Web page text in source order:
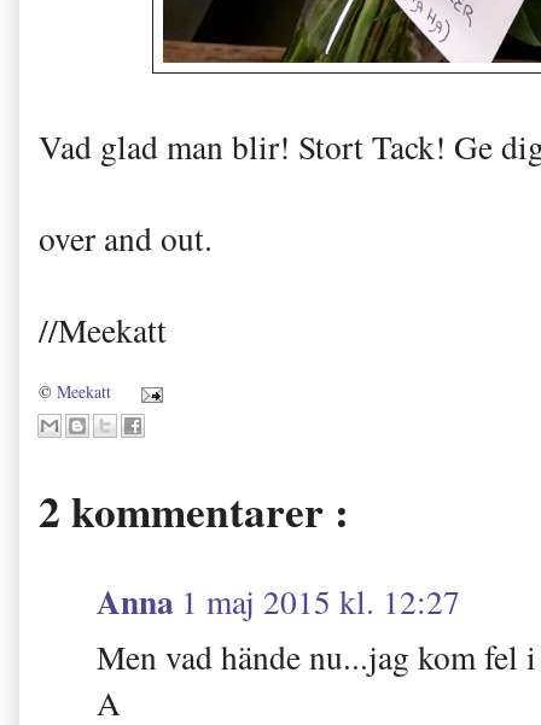
Vad glad man blir! Stort Tack! Ge
over and out.
//Meekatt
© Meekatt
2 kommentarer :
Anna 1 maj 2015 kl. 12:27
Men vad hände nu...jag kom
A